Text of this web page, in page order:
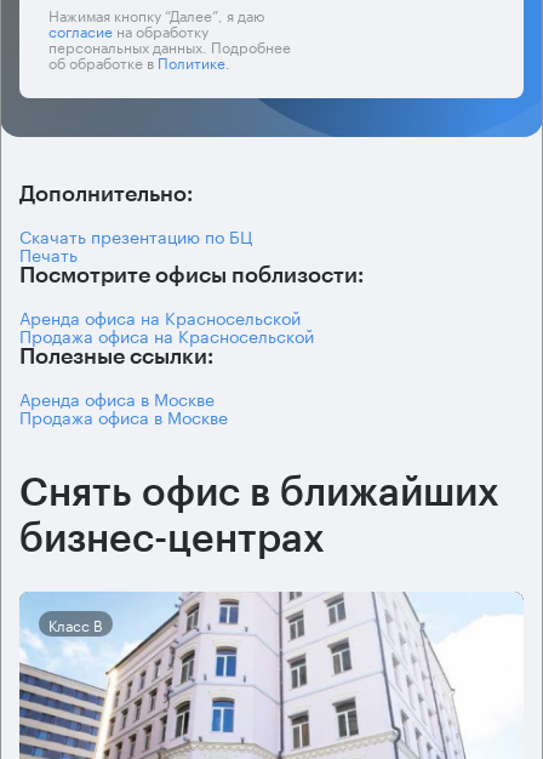
Нажимая кнопку “Далее”, я даю
согласиена обработку
персональных данных. Подробнее
об обработке вПолитике.
Дополнительно:
Скачать презентацию по БЦ
Печать
Посмотрите офисы поблизости:
Аренда офиса на Красносельской
Продажа офиса на Красносельской
Полезные ссылки:
Аренда офиса в Москве
Продажа офиса в Москве
Снять офис в ближайших
бизнес-центрах
Класс B